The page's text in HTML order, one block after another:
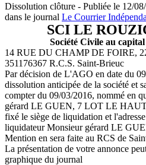
Dissolution clôture - Publiée le 12/
dans le journal Le Courrier
SCI LE
Société Civile au
14 RUE DU CHAMP DE FOIRE,
351176367 R.C.S. Saint-Brieuc
Par décision de L'AGO en date du
dissolution anticipée de la société et
compter du 09/03/2016, nommé en
gérard LE GUEN, 7 LOT LE
fixé le siège de liquidation et
liquidateur Monsieur gérard LE
Mention en sera faite au RCS de
La présentation de votre annonce
graphique du journal